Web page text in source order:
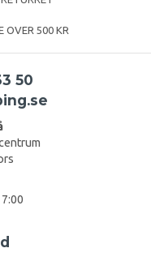
OVER 500 KR
50